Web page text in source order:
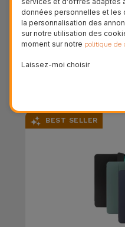
Coque
BEST SELLER
données personnelles et
la personnalisation des
sur notre utilisation des
moment sur notre politique de
Laissez-moi choisir